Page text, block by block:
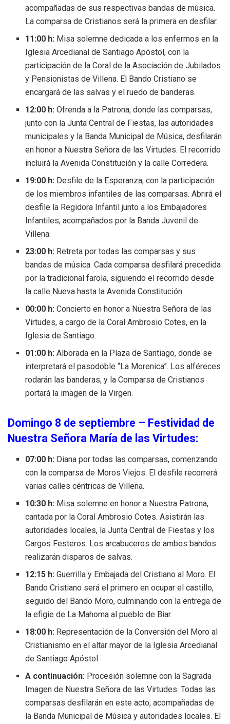
acompañadas de sus respectivas bandas de música.
La comparsa de Cristianos será la primera en desfilar.
11:00 h: Misa solemne dedicada a los enfermos en la
Iglesia Arcedianal de Santiago Apóstol, con la
participación de la Coral de la Asociación de Jubilados
y Pensionistas de Villena. El Bando Cristiano se
encargará de las salvas y el ruedo de banderas.
12:00 h: Ofrenda a la Patrona, donde las comparsas,
junto con la Junta Central de Fiestas, las autoridades
municipales y la Banda Municipal de Música, desfilarán
en honor a Nuestra Señora de las Virtudes. El recorrido
incluirá la Avenida Constitución y la calle Corredera.
19:00 h: Desfile de la Esperanza, con la participación
de los miembros infantiles de las comparsas. Abrirá el
desfile la Regidora Infantil junto a los Embajadores
Infantiles, acompañados por la Banda Juvenil de
Villena.
23:00 h: Retreta por todas las comparsas y sus
bandas de música. Cada comparsa desfilará precedida
por la tradicional farola, siguiendo el recorrido desde
la calle Nueva hasta la Avenida Constitución.
00:00 h: Concierto en honor a Nuestra Señora de las
Virtudes, a cargo de la Coral Ambrosio Cotes, en la
Iglesia de Santiago.
01:00 h: Alborada en la Plaza de Santiago, donde se
interpretará el pasodoble “La Morenica”. Los alféreces
rodarán las banderas, y la Comparsa de Cristianos
portará la imagen de la Virgen.
Domingo 8 de septiembre – Festividad de
Nuestra Señora María de las Virtudes:
07:00 h: Diana por todas las comparsas, comenzando
con la comparsa de Moros Viejos. El desfile recorrerá
varias calles céntricas de Villena.
10:30 h: Misa solemne en honor a Nuestra Patrona,
cantada por la Coral Ambrosio Cotes. Asistirán las
autoridades locales, la Junta Central de Fiestas y los
Cargos Festeros. Los arcabuceros de ambos bandos
realizarán disparos de salvas.
12:15 h: Guerrilla y Embajada del Cristiano al Moro. El
Bando Cristiano será el primero en ocupar el castillo,
seguido del Bando Moro, culminando con la entrega de
la efigie de La Mahoma al pueblo de Biar.
18:00 h: Representación de la Conversión del Moro al
Cristianismo en el altar mayor de la Iglesia Arcedianal
de Santiago Apóstol.
A continuación: Procesión solemne con la Sagrada
Imagen de Nuestra Señora de las Virtudes. Todas las
comparsas desfilarán en este acto, acompañadas de
la Banda Municipal de Música y autoridades locales. El